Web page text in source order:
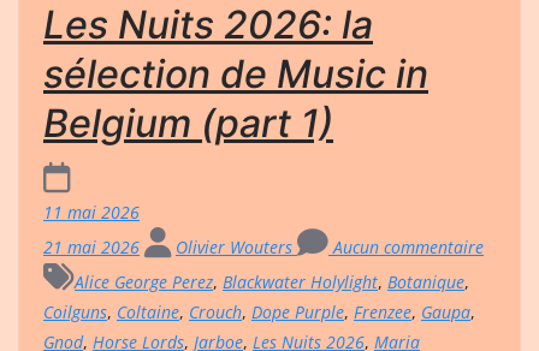
Les Nuits 2026: la
sélection de Music in
Belgium (part 1)
11 mai 2026
21 mai 2026
Olivier Wouters
Aucun commentaire
Alice George Perez, Blackwater Holylight, Botanique,
Coilguns, Coltaine, Crouch, Dope Purple, Frenzee, Gaupa,
Gnod, Horse Lords, Jarboe, Les Nuits 2026, Maria